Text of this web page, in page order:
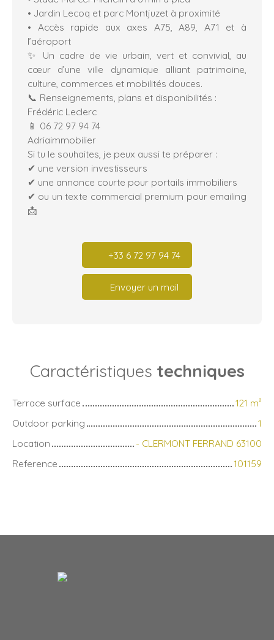
• Jardin Lecoq et parc Montjuzet à proximité
• Accès rapide aux axes A75, A89, A71 et à
l’aéroport
✨ Un cadre de vie urbain, vert et convivial, au
cœur d’une ville dynamique alliant patrimoine,
culture, commerces et mobilités douces.
📞 Renseignements, plans et disponibilités :
Frédéric Leclerc
📱 06 72 97 94 74
Adriaimmobilier
Si tu le souhaites, je peux aussi te préparer :
✔ une version investisseurs
✔ une annonce courte pour portails immobiliers
✔ ou un texte commercial premium pour emailing
📩
+33 6 72 97 94 74
Envoyer un mail
Caractéristiques techniques
Terrace surface 121 m²
Outdoor parking
1
Location
- CLERMONT FERRAND 63100
Reference
101159